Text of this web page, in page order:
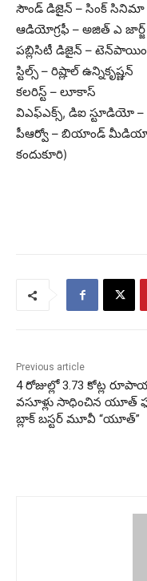
సౌండ్ డిజైన్ – సింక్ సినిమా
ఆడియోగ్రఫీ – అజిత్ ఎ జార్జ్
పబ్లిసిటీ డిజైన్ –
స్టిల్స్ – రిష్లాల్ ఉన్నికృష్ణన్
కలరిస్ట్ – లూకాస్
విఎఫ్ఎక్స్, డిఐ స్టూడియో
పీఆర్వో – బియాండ్ మీడియా
కందుకూరి)
Previous article
4 రోజుల్లో 3.73 కోట్ల
వసూళ్లు సాధించిన యూత్
బ్లాక్ బస్టర్ మూవీ “యూత్”